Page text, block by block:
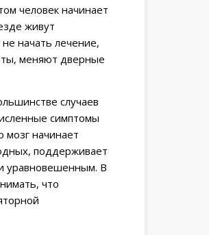
человек начинает
живут
начать лечение,
меняют дверные
случаев
симптомы
мозг начинает
поддерживает
уравновешенным. В
что